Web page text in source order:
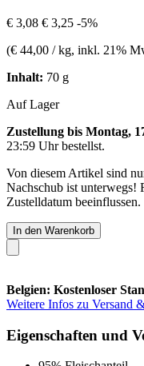
€ 3,08 € 3,25 -5%
(€ 44,00 / kg, inkl. 21%
Inhalt: 70 g
Auf Lager
Zustellung bis Montag,
23:59 Uhrbestellst.
Von diesem Artikel sind
Nachschub ist unterwegs!
Zustelldatum beeinflussen.
In den Warenkorb
Belgien: Kostenloser
Weitere Infos zu Versand
Eigenschaften und